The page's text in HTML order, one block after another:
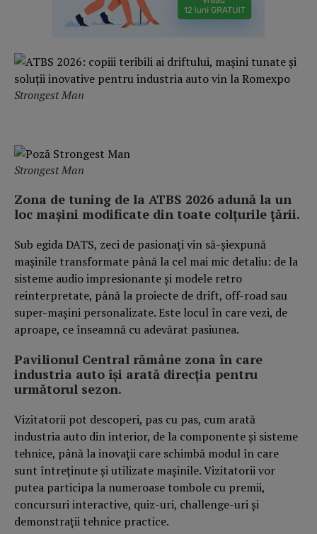
Strongest Man
Strongest Man
Zona de tuning de la ATBS 2026 adună la un
loc mașini modificate din toate colțurile țării.
Sub egida DATS, zeci de pasionați vin să-șiexpună
mașinile transformate până la cel mai mic detaliu: de la
sisteme audio impresionante și modele retro
reinterpretate, până la proiecte de drift, off-road sau
super-mașini personalizate. Este locul în care vezi, de
aproape, ce înseamnă cu adevărat pasiunea.
Pavilionul Central rămâne zona în care
industria auto își arată direcția pentru
următorul sezon.
Vizitatorii pot descoperi, pas cu pas, cum arată
industria auto din interior, de la componente și sisteme
tehnice, până la inovații care schimbă modul în care
sunt întreținute și utilizate mașinile. Vizitatorii vor
putea participa la numeroase tombole cu premii,
concursuri interactive, quiz-uri, challenge-uri și
demonstrații tehnice practice.